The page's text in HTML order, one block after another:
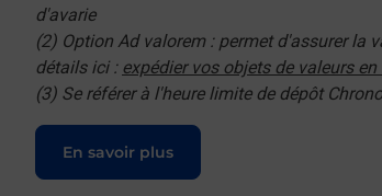
d'avarie
(2) Option Ad valorem : permet d'assurer la
détails ici : expédier vos objets de valeurs en
(3) Se référer à l'heure limite de dépôt
En savoir plus
Le lien s'ouvre dans un nouvel onglet